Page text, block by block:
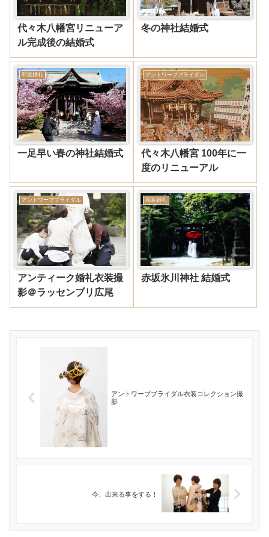
代々木八幡宮リニューア
ル完成後の結婚式
冬の神社結婚式
和装婚礼
一足早い春の神社結婚式
アントワープブライダル
代々木八幡宮 100年に一
度のリニューアル
アントワープブライダル
アンティーク婚礼衣装撮
影＠ラッセンブリ広尾
和装婚礼
赤坂氷川神社 結婚式
アントワープブライダル衣装コレクション撮
影
今、出来る事をする！